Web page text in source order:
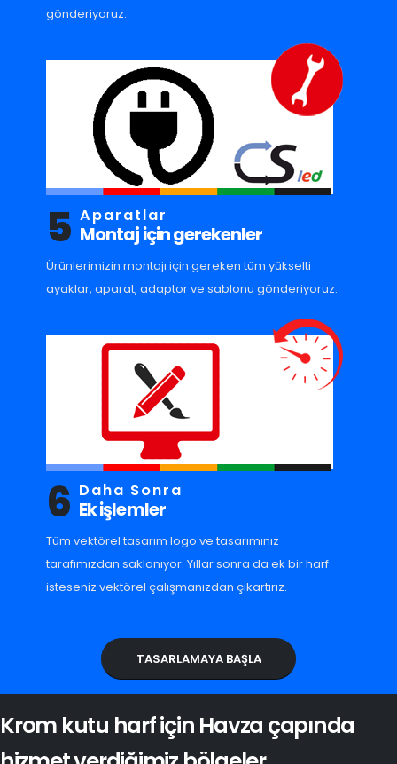
gönderiyoruz.
5 Aparatlar
Montaj için gerekenler
Ürünlerimizin montajı için gereken tüm yükselti
ayaklar, aparat, adaptor ve sablonu gönderiyoruz.
6 Daha Sonra
Ek işlemler
Tüm vektörel tasarım logo ve tasarımınız
tarafımızdan saklanıyor. Yıllar sonra da ek bir harf
isteseniz vektörel çalışmanızdan çıkartırız.
TASARLAMAYA BAŞLA
Krom kutu harf için Havza çapında